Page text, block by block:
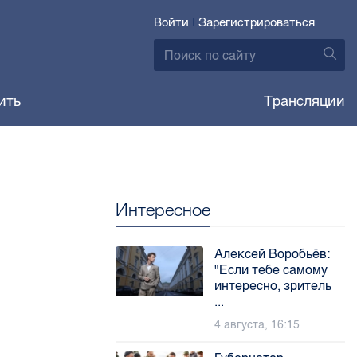
Войти | Зарегистрироваться
Трансляции
Интересное
Алексей Воробьёв:
"Если тебе самому
интересно, зритель
...
4 августа, 16:15